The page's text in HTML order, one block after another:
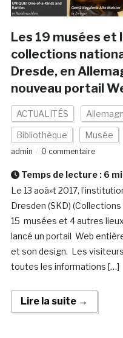
Les 19 musées et
collections
Dresde, en
nouveau portail
ACTUALITÉS
Bibliothèque Musée
admin
0 commentaire
Temps de lecture : 6
Le 13 aoà»t 2017,
Dresden (SKD)
15 musées et 4 autres
lancé un portail Web
et son design. Les
toutes les informations […]
Lire la suite →